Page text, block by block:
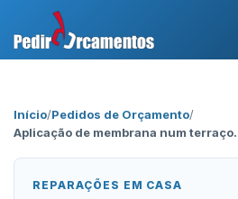
Início/Pedidos de Orçamento/
Aplicação de membrana num terraço.
REPARAÇÕES EM CASA
Área Profissional
Como Funciona?